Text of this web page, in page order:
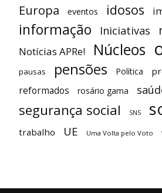
Europa eventos idosos
informação Iniciativas
Notícias APRe! Núcleos
pausas pensões Política
reformados rosário gama
segurança social SNS
trabalho UE Uma Volta pelo Voto